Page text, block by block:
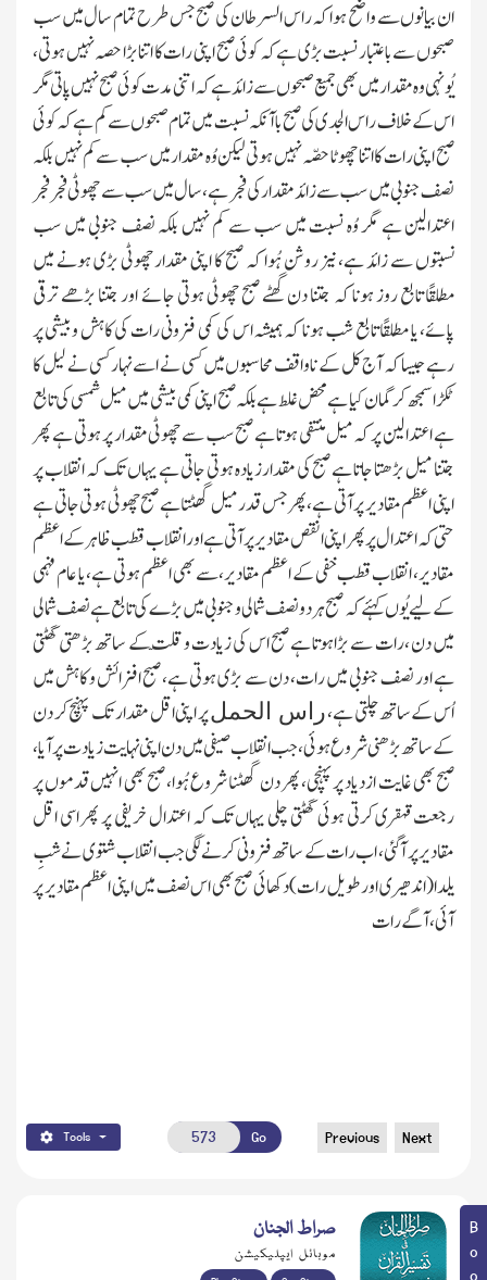
ان بیانوں سے واضح ہوا کہ راس السرطان کی صبح جس طرح تمام سال میں سب
صبحوں سے باعتبار نسبت بڑی ہے کہ کوئی صبح اپنی رات کا اتنا بڑا حصہ نہیں ہوتی،
یُونہی وہ مقدار میں بھی جمیع صبحوں سے زائد ہے کہ اتنی مدت کوئی صبح نہیں پاتی مگر
اس کے خلاف راس الجدی کی صبح باآنکہ نسبت میں تمام صبحوں سے کم ہے کہ کوئی
صبح اپنی رات کا اتنا چھوٹا حصّہ نہیں ہوتی لیکن وُہ مقدار میں سب سےکم نہیں بلکہ
نصف جنوبی میں سب سے زائد مقدار کی فجر ہے، سال میں سب سے چھوٹی فجر فجر
اعتدالین ہے مگر وُہ نسبت میں سب سے کم نہیں بلکہ نصف جنوبی میں سب
نسبتوں سے زائد ہے، نیز روشن ہُوا کہ صبح کا اپنی مقدار چھوٹی بڑی ہونے میں
مطلقًاتابع روز ہونا کہ جتنا دن گھٹے صبح چھوٹی ہوتی جائے اور جتنا بڑھے ترقی
پائے، یا مطلقًا تابع شب ہونا کہ ہمیشہ اس کی کمی فزونی رات کی کاہش وبیشی پر
رہے جیسا کہ آج کل کے ناواقف محاسبوں میں کسی نے اسے نہار کسی نے لیل کا
ٹکڑا سمجھ کر گمان کیا ہے محض غلط ہے بلکہ صبح اپنی کمی بیشی میں میل شمسی کی تابع
ہے اعتدالین پر کہ میل منتفی ہوتا ہے صبح سب سے چھوٹی مقدار پر ہوتی ہے پھر
جتنا میل بڑھتا جاتا ہے صبح کی مقدار زیادہ ہوتی جاتی ہے یہاں تك کہ انقلاب پر
اپنی اعظم مقادیر پر آتی ہے،پھر جس قدر میل گھٹتا ہے صبح چھوٹی ہوتی جاتی ہے
حتی کہ اعتدال پر پھر اپنی انقص مقادیر پر آتی ہے اور انقلاب قطب ظاہر کے اعظم
مقادیر، انقلاب قطب خفی کے اعظم مقادیر، سے بھی اعظم ہوتی ہے، یا عام فہمی
کے لیے یُوں کہئے کہ صبح ہر دو نصف شمالی و جنوبی میں بڑے کی تابع ہے نصف شمالی
میں دن ،رات سے بڑاہوتا ہے صبح اس کی زیادت و قلّت کے ساتھ بڑھتی گھٹتی
ہے اور نصف جنوبی میں رات، دن سے بڑی ہوتی ہے، صبح افزائش و کاہش میں
اُس کے ساتھ چلتی ہے،راس الحملپر اپنی اقل مقدار تك پہنچ کر دن
کے ساتھ بڑھنی شروع ہوئی، جب انقلاب صیفی میں دن اپنی نہایت زیادت پر آیا،
صبح بھی غایت ازدیاد پر پہنچی، پھر دن گھٹنا شروع ہُوا، صبح بھی انہیں قدموں پر
رجعت قہقری کرتی ہوئی گھٹتی چلی یہاں تك کہ اعتدال خریفی پر پھر اسی اقل
مقادیر پر آگئی ، اب رات کے ساتھ فزونی کرنے لگی جب انقلاب شتوی نے شبِ
یلدا(اندھیری اور طویل رات) دکھائی صبح بھی اس نصف میں اپنی اعظم مقادیر پر
آئی، آگے رات
Tools Go Previous Next
صراط الجنان
موبائل ایپلیکیشن